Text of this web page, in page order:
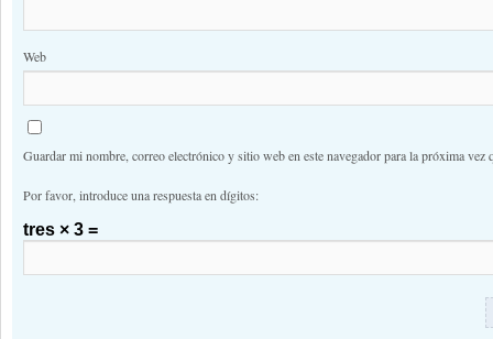
Web
Guardar mi nombre, correo electrónico y sitio web en este navegador para la próxima vez
Por favor, introduce una respuesta en dígitos:
tres × 3 =